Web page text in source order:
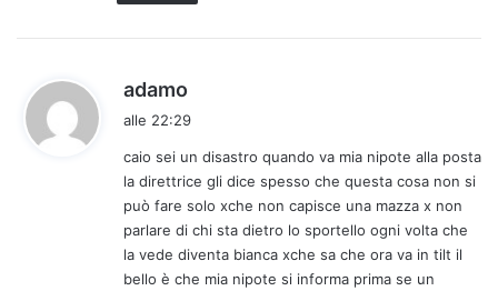
adamo
e
t
t
o
:
alle 22:29
caio sei un disastro quando va mia nipote alla posta
la direttrice gli dice spesso che questa cosa non si
può fare solo xche non capisce una mazza x non
parlare di chi sta dietro lo sportello ogni volta che
la vede diventa bianca xche sa che ora va in tilt il
bello è che mia nipote si informa prima se un